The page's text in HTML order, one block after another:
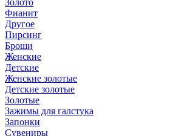
Золото
Фианит
Другое
Пирсинг
Броши
Женские
Детские
Женские золотые
Детские золотые
Золотые
Зажимы для галстука
Запонки
Сувениры